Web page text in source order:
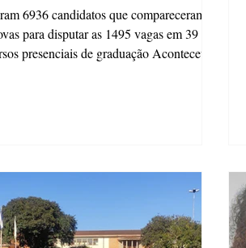
6936 candidatos que compareceram às
para disputar as 1495 vagas em 39
presenciais de graduação Aconteceu